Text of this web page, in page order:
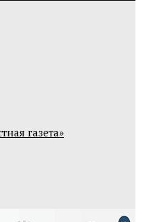
газета»